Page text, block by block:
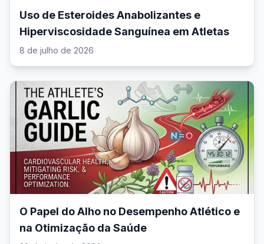
Uso de Esteroides Anabolizantes e
Hiperviscosidade Sanguínea em Atletas
8 de julho de 2026
O Papel do Alho no Desempenho Atlético e
na Otimização da Saúde